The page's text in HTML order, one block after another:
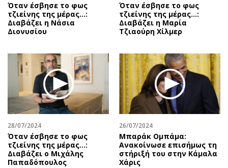
Όταν έσβησε το φως
τζιείνης της μέρας…:
Διαβάζει η Νάσια
Διονυσίου
Όταν έσβησε το φως
τζιείνης της μέρας…:
Διαβάζει η Μαρία
Τζιαούρη Χίλμερ
28/07/2024
Όταν έσβησε το φως
τζιείνης της μέρας…:
Διαβάζει ο Μιχάλης
Παπαδόπουλος
26/07/2024
Μπαράκ Ομπάμα:
Ανακοίνωσε επισήμως τη
στήριξή του στην Κάμαλα
Χάρις